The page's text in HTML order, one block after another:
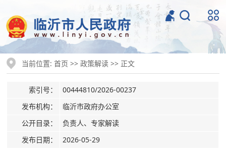
当前位置:首页 >>政策解读 >> 正文
索引号：
00444810/2026-00237
发布机构：
临沂市政府办公室
公开目录：
负责人、专家解读
发布日期：
2026-05-29